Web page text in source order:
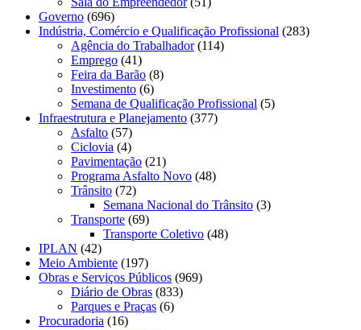
Governo (696)
Indústria, Comércio e Qualificação Profissional (283)
Agência do Trabalhador(114)
Emprego (41)
Feira da Barão (8)
Investimento (6)
Semana de Qualificação Profissional (5)
Infraestrutura e Planejamento (377)
Asfalto (57)
Ciclovia (4)
Pavimentação (21)
Programa Asfalto Novo (48)
Trânsito (72)
Semana Nacional do Trânsito (3)
Transporte (69)
Transporte Coletivo (48)
IPLAN (42)
Meio Ambiente (197)
Obras e Serviços Públicos (969)
Diário de Obras (833)
Parques e Praças (6)
Procuradoria (16)